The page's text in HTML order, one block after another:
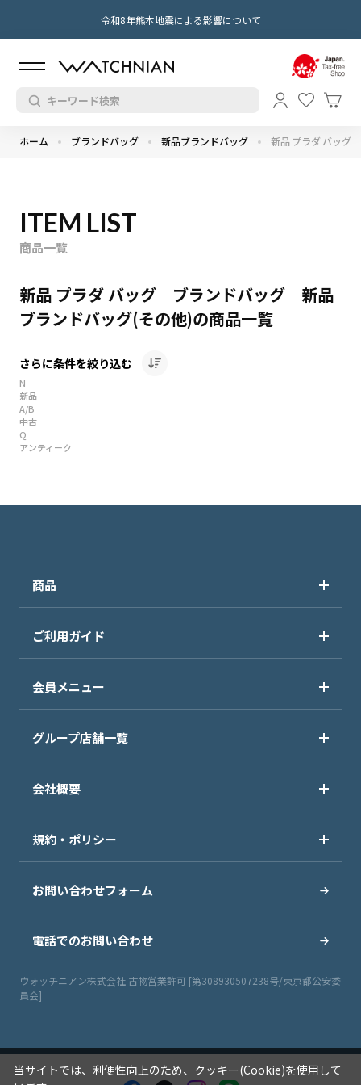
令和8年熊本地震による影響について
ホーム ブランドバッグ 新品ブランドバッグ 新品 プラダ バッグ
ITEM LIST
商品一覧
新品 プラダ バッグ ブランドバッグ 新品
ブランドバッグ(その他)の商品一覧
さらに条件を絞り込む
N
新品
A/B
中古
Q
アンティーク
商品
ご利用ガイド
会員メニュー
グループ店舗一覧
会社概要
規約・ポリシー
お問い合わせフォーム
電話でのお問い合わせ
ウォッチニアン株式会社 古物営業許可 [第308930507238号/東京都公安委
員会]
当サイトでは、利便性向上のため、クッキー(Cookie)を使用して